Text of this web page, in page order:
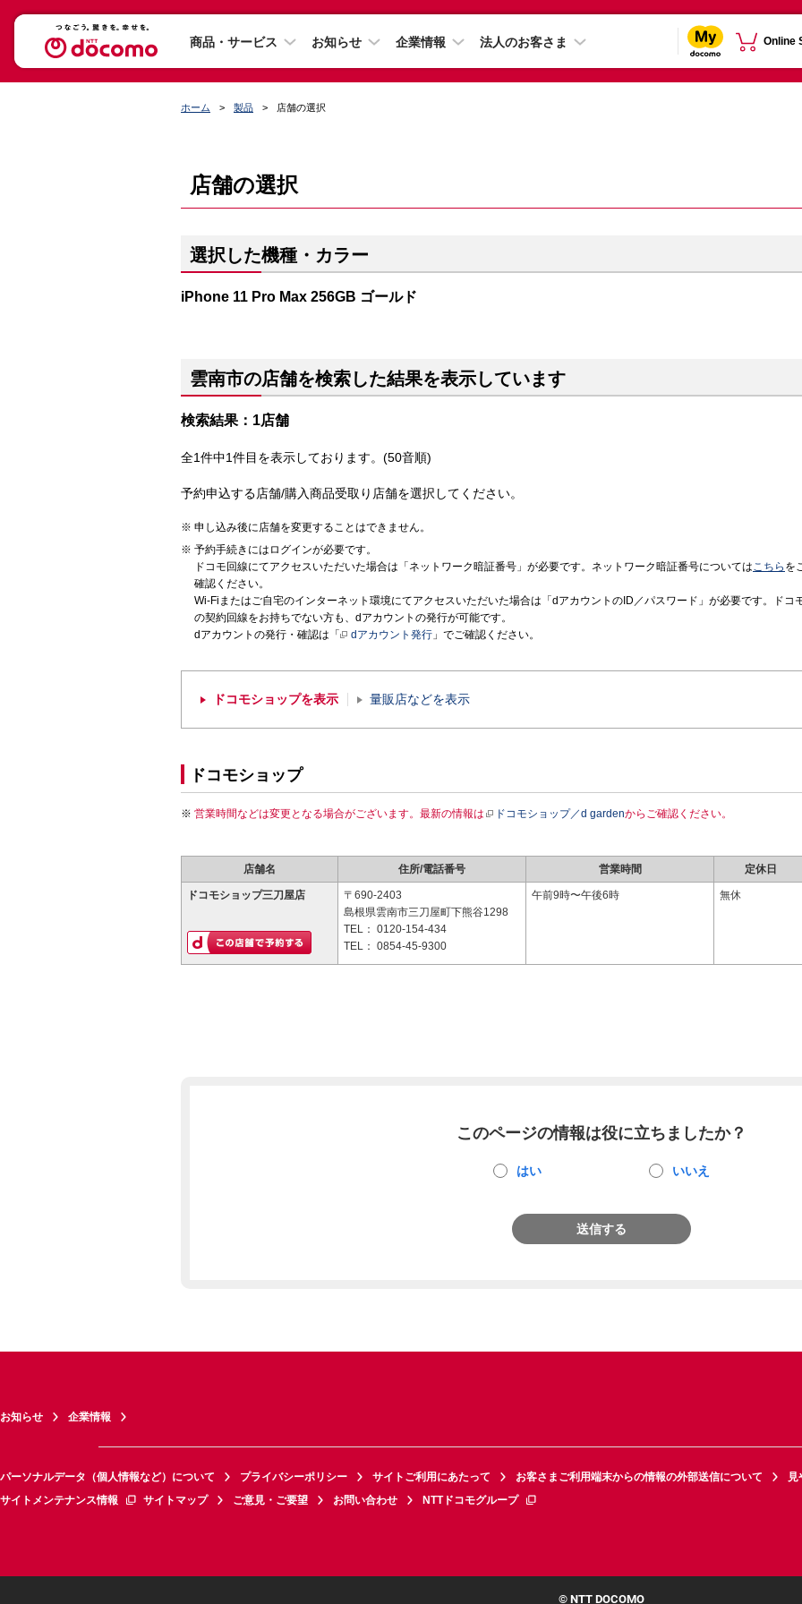
商品・サービス お知らせ 企業情報 法人のお客さま Online
ホーム 製品 店舗の選択
店舗の選択
選択した機種・カラー
iPhone 11 Pro Max 256GB ゴールド
雲南市の店舗を検索した結果を表示しています
検索結果：1店舗
全1件中1件目を表示しております。(50音順)
予約申込する店舗/購入商品受取り店舗を選択してください。
申し込み後に店舗を変更することはできません。
予約手続きにはログインが必要です。
ドコモ回線にてアクセスいただいた場合は「ネットワーク暗証番号」が必要です。ネットワーク暗証番号についてはこちら を
確認ください。
Wi-Fiまたはご自宅のインターネット環境にてアクセスいただいた場合は「dアカウントのID／パスワード」が必要です。ドコ
の契約回線をお持ちでない方も、dアカウントの発行が可能です。
dアカウントの発行・確認は「
dアカウント発行 」でご確認ください。
ドコモショップを表示 量販店などを表示
ドコモショップ
営業時間などは変更となる場合がございます。最新の情報は ドコモショップ／d gardenからご確認ください。
店舗名 住所/電話番号 営業時間 定休日
ドコモショップ三刀屋店
〒690-2403
島根県雲南市三刀屋町下熊谷1298
TEL： 0120-154-434
TEL： 0854-45-9300
午前9時〜午後6時 無休
このページの情報は役に立ちましたか？
はい いいえ
送信する
お知らせ 企業情報
パーソナルデータ（個人情報など）について プライバシーポリシー サイトご利用にあたって お客さまご利用端末からの情報の外部送信について
見
サイトメンテナンス情報
サイトマップ ご意見・ご要望 お問い合わせ NTTドコモグループ
© NTT DOCOMO